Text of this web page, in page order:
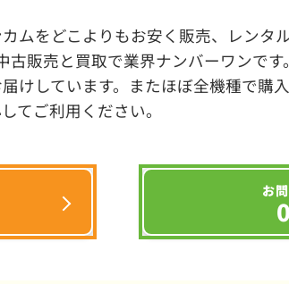
ムをどこよりもお安く販売、レンタ
販売と買取で業界ナンバーワンで
けしています。またほぼ全機種で購
てご利用ください。
お